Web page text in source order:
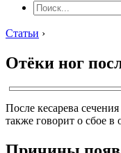
Статьи ›
Отёки ног
После кесарева
также говорит о сбое в